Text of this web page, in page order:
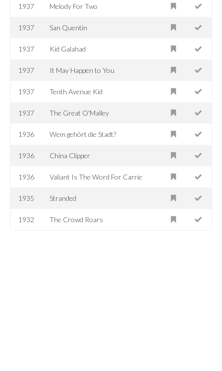
1937 Melody For Two
1937 San Quentin
1937 Kid Galahad
1937 It May Happen to You
1937 Tenth Avenue Kid
1937 The Great O'Malley
1936 Wem gehört die Stadt?
1936 China Clipper
1936 Valiant Is The Word For Carrie
1935 Stranded
1932 The Crowd Roars